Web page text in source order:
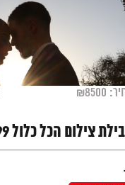
₪8500
צילום הכל כלול 7499 שח